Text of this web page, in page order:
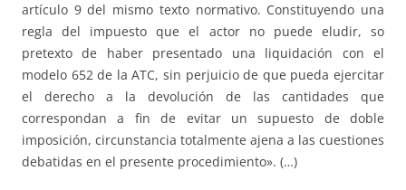
artículo 9 del mismo texto normativo. Constituyendo una
regla del impuesto que el actor no puede eludir, so
pretexto de haber presentado una liquidación con el
modelo 652 de la ATC, sin perjuicio de que pueda ejercitar
el derecho a la devolución de las cantidades que
correspondan a fin de evitar un supuesto de doble
imposición, circunstancia totalmente ajena a las cuestiones
debatidas en el presente procedimiento». (…)